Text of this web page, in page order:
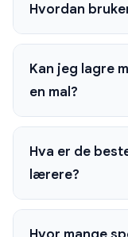
Hvordan
Kan jeg lagre
en mal?
Hva er de
lærere?